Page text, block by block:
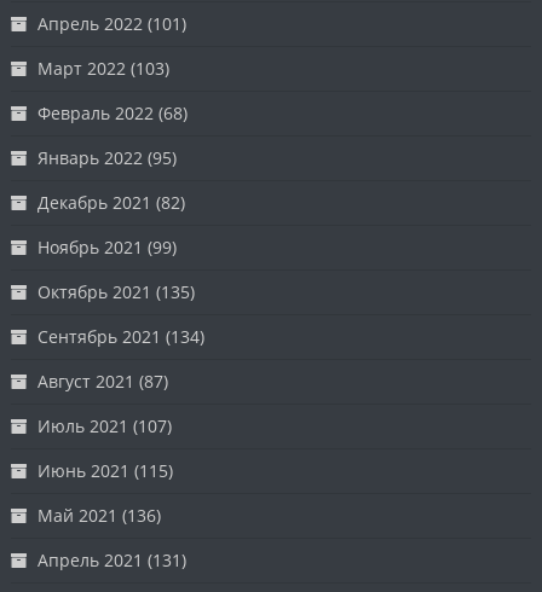
Апрель 2022 (101)
Март 2022 (103)
Февраль 2022 (68)
Январь 2022 (95)
Декабрь 2021 (82)
Ноябрь 2021 (99)
Октябрь 2021 (135)
Сентябрь 2021 (134)
Август 2021 (87)
Июль 2021 (107)
Июнь 2021 (115)
Май 2021 (136)
Апрель 2021 (131)